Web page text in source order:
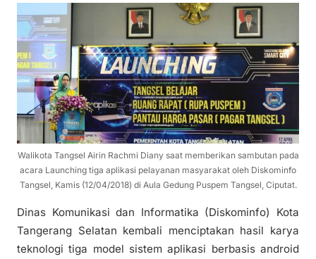
Walikota Tangsel Airin Rachmi Diany saat memberikan sambutan pada
acara Launching tiga aplikasi pelayanan masyarakat oleh Diskominfo
Tangsel, Kamis (12/04/2018) di Aula Gedung Puspem Tangsel, Ciputat.
Dinas Komunikasi dan Informatika (Diskominfo) Kota
Tangerang Selatan kembali menciptakan hasil karya
teknologi tiga model sistem aplikasi berbasis android